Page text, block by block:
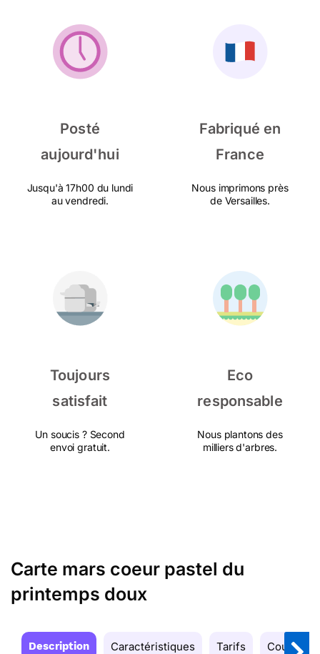
Posté
aujourd'hui
Jusqu'à 17h00 du lundi
au vendredi.
Fabriqué en
France
Nous imprimons près
de Versailles.
Toujours
satisfait
Un soucis ? Second
envoi gratuit.
Eco
responsable
Nous plantons des
milliers d'arbres.
Carte mars coeur pastel du
printemps doux
Description Caractéristiques Tarifs Couleurs